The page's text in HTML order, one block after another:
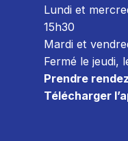
Lundi et
15h30
Mardi et
Fermé le jeudi,
Prendre
Télécharger